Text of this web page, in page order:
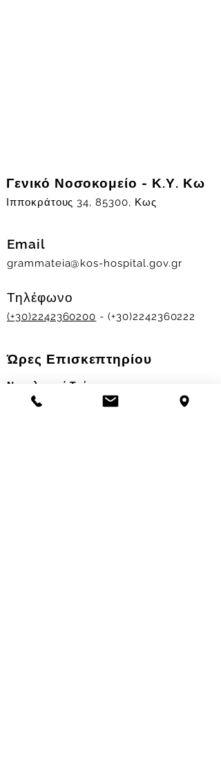
Γενικό Νοσοκομείο - Κ.Υ. Κω
Ιπποκράτους 34, 85300, Κως
Email
grammateia@kos-hospital.gov.gr
Τηλέφωνο
(+30)2242360200 - (+30)2242360222
Ώρες Επισκεπτηρίου
Νοσηλευτικά Τμήματα
Χειμερινό ωράριο: 11.00-13.00
17.30-19.30